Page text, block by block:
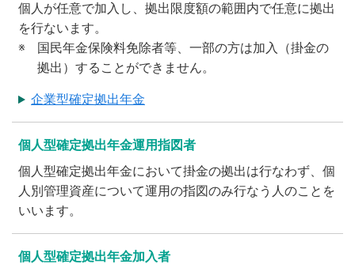
個人が任意で加入し、拠出限度額の範囲内で任意に拠出
を行ないます。
※
国民年金保険料免除者等、一部の方は加入（掛金の
拠出）することができません。
企業型確定拠出年金
個人型確定拠出年金運用指図者
個人型確定拠出年金において掛金の拠出は行なわず、個
人別管理資産について運用の指図のみ行なう人のことを
いいます。
個人型確定拠出年金加入者